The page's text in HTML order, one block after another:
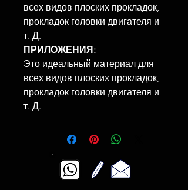
всех видов плоских прокладок,
прокладок головки двигателя и
т. Д.
ПРИЛОЖЕНИЯ:
Это идеальный материал для
всех видов плоских прокладок,
прокладок головки двигателя и
т. Д.